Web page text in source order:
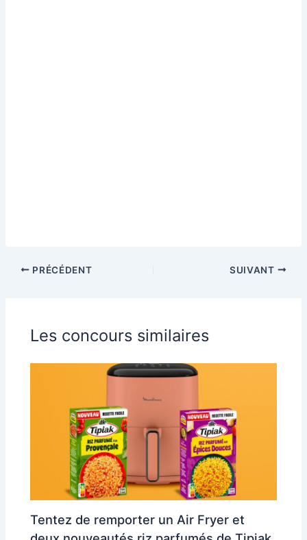
PRÉCÉDENT SUIVANT
Les concours similaires
Tentez de remporter un Air Fryer et